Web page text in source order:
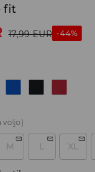
fit
17,99 EUR -44%
voljo)
M L XL